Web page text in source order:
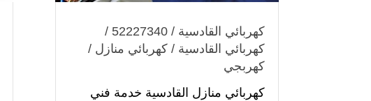
كهربائي القادسية / 52227340 /
كهربائي القادسية / كهربائي منازل /
كهربجي
كهربائي منازل القادسية خدمة فني